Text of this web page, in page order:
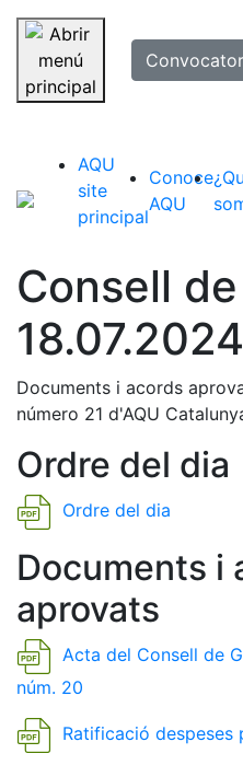
Saltar navegación
selected
AQU
site
principal
Conoce
AQU
Consell
18.07.2024
Documents i acords
número 21 d'AQU
Ordre del dia
Ordre del dia
Documents i
aprovats
Acta del Consell de
núm. 20
Ratificació despeses